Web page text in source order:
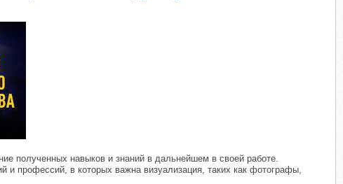
полученных навыков и знаний в дальнейшем в своей работе.
и профессий, в которых важна визуализация, таких как фотографы,